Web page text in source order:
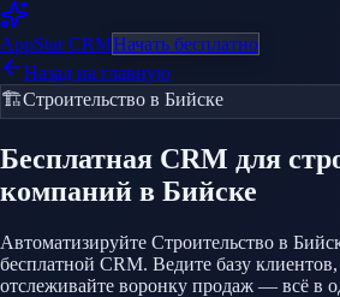
AppStarCRMНачать бесплатно
Назад на главную
🏗️Строительство в Бийске
Бесплатная CRM для
компаний в Бийске
Автоматизируйте Строительство в
бесплатной CRM. Ведите базу
отслеживайте воронку продаж — всё в